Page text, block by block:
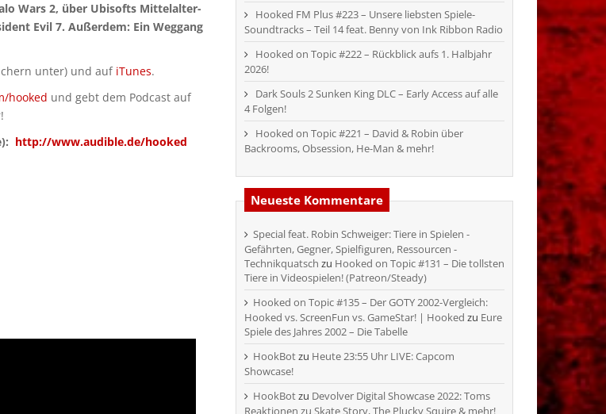
Wars 2, über Ubisofts Mittelalter-
Evil 7. Außerdem: Ein Weggang
unter) und auf iTunes.
hooked und gebt dem Podcast auf
http://www.audible.de/hooked
Hooked FM Plus #223 – Unsere liebsten Spiele-
Soundtracks – Teil 14 feat. Benny von Ink Ribbon Radio
Hooked on Topic #222 – Rückblick aufs 1. Halbjahr
2026!
Dark Souls 2 Sunken King DLC – Early Access auf alle
4 Folgen!
Hooked on Topic #221 – David & Robin über
Backrooms, Obsession, He-Man & mehr!
Neueste Kommentare
Special feat. Robin Schweiger: Tiere in Spielen -
Gefährten, Gegner, Spielfiguren, Ressourcen -
Technikquatsch zu Hooked on Topic #131 – Die tollsten
Tiere in Videospielen! (Patreon/Steady)
Hooked on Topic #135 – Der GOTY 2002-Vergleich:
Hooked vs. ScreenFun vs. GameStar! | Hooked zu Eure
Spiele des Jahres 2002 – Die Tabelle
HookBotzu Heute 23:55 Uhr LIVE: Capcom
Showcase!
HookBotzu Devolver Digital Showcase 2022: Toms
Reaktionen zu Skate Story, The Plucky Squire & mehr!